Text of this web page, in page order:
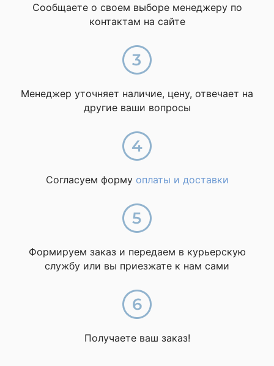
Сообщаете о своем выборе менеджеру по
контактам на сайте
Менеджер уточняет наличие, цену, отвечает на
другие ваши вопросы
Согласуем форму оплаты и доставки
Формируем заказ и передаем в курьерскую
службу или вы приезжате к нам сами
Получаете ваш заказ!